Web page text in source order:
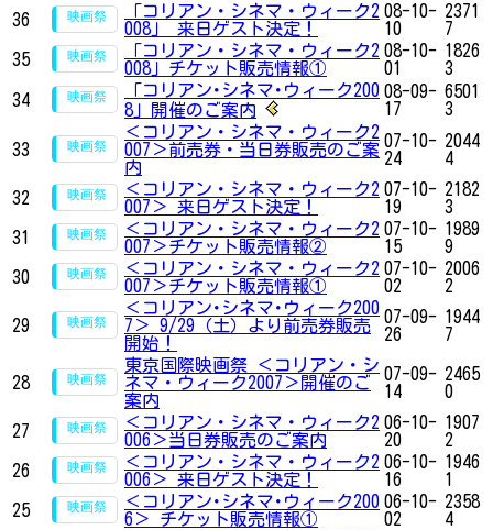
36
「コリアン・シネマ・ウィーク2
008」 来日ゲスト決定！
08-10-
10
2371
7
35
「コリアン・シネマ・ウィーク2
008」チケット販売情報①
08-10-
01
1826
3
34
「コリアン･シネマ･ウィーク200
8」開催のご案内
08-09-
17
6501
3
33
＜コリアン・シネマ・ウィーク2
007＞前売券・当日券販売のご案
内
07-10-
24
2044
4
32
＜コリアン・シネマ・ウィーク2
007＞ 来日ゲスト決定！
07-10-
19
2182
3
31
＜コリアン・シネマ・ウィーク2
007＞チケット販売情報②
07-10-
15
1989
9
30
＜コリアン・シネマ・ウィーク2
007＞チケット販売情報①
07-10-
02
2006
2
29
＜コリアン･シネマ･ウィーク200
7＞ 9/29（土）より前売券販売
開始！
07-09-
26
1944
7
28
東京国際映画祭 ＜コリアン・シ
ネマ・ウィーク2007＞開催のご
案内
07-09-
14
2465
0
27
＜コリアン・シネマ・ウィーク2
006＞当日券販売のご案内
06-10-
20
1907
2
26
＜コリアン・シネマ・ウィーク2
006＞ 来日ゲスト決定！
06-10-
16
1946
1
25
＜コリアン･シネマ･ウィーク200
6＞ チケット販売情報①
06-10-
02
2358
4